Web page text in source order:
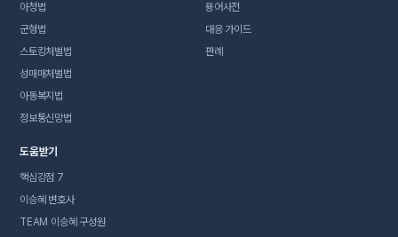
아청법
군형법
스토킹처벌법
성매매처벌법
아동복지법
정보통신망법
용어사전
대응 가이드
판례
도움받기
핵심강점 7
이승혜 변호사
TEAM 이승혜 구성원